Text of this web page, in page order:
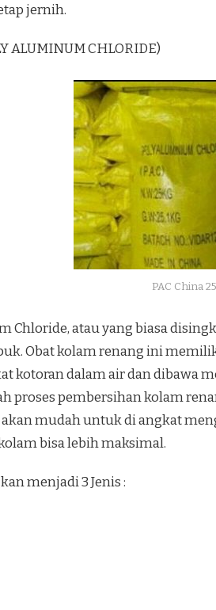
jernih.
ALUMINUM CHLORIDE)
PAC China
Chloride, atau yang biasa
Obat kolam renang ini
kotoran dalam air dan dibawa
proses pembersihan kolam
mudah untuk di angkat
bisa lebih maksimal.
menjadi 3 Jenis :